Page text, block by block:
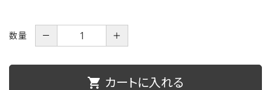
お問い合わせ
数量 － ＋
shopping_cart カートに入れる